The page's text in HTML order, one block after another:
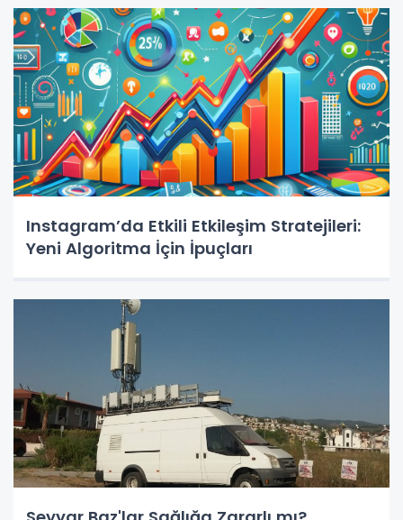
Instagram’da Etkili Etkileşim Stratejileri:
Yeni Algoritma İçin İpuçları